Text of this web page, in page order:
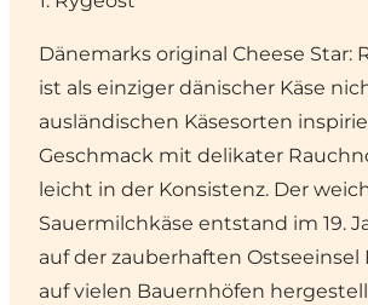
Dänemarks original Cheese Star:
ist als einziger dänischer Käse
ausländischen Käsesorten
Geschmack mit delikater
leicht in der Konsistenz. Der
Sauermilchkäse entstand im 19.
auf der zauberhaften Ostseeinsel
auf vielen Bauernhöfen